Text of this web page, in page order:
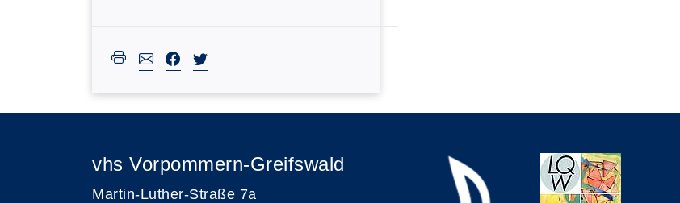
vhs Vorpommern-Greifswald
Martin-Luther-Straße 7a